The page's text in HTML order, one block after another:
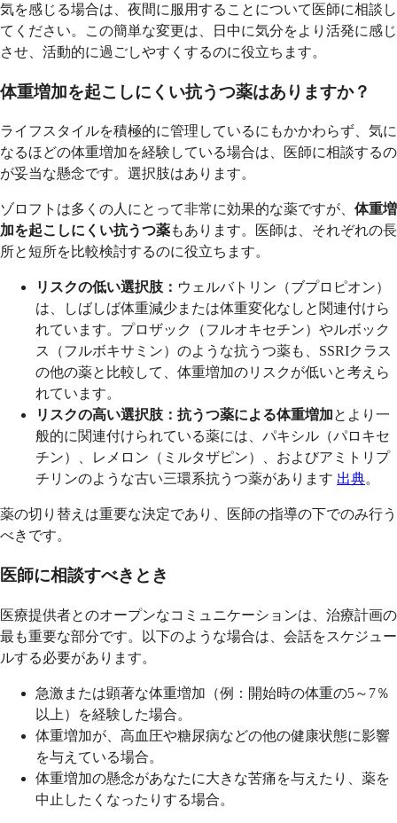
気を感じる場合は、夜間に服用することについて医師に相談し
てください。この簡単な変更は、日中に気分をより活発に感じ
させ、活動的に過ごしやすくするのに役立ちます。
体重増加を起こしにくい抗うつ薬はありますか？
ライフスタイルを積極的に管理しているにもかかわらず、気に
なるほどの体重増加を経験している場合は、医師に相談するの
が妥当な懸念です。選択肢はあります。
ゾロフトは多くの人にとって非常に効果的な薬ですが、 体重増
加を起こしにくい抗うつ薬もあります。医師は、それぞれの長
所と短所を比較検討するのに役立ちます。
リスクの低い選択肢： ウェルバトリン（ブプロピオン）
は、しばしば体重減少または体重変化なしと関連付けら
れています。プロザック（フルオキセチン）やルボック
ス（フルボキサミン）のような抗うつ薬も、SSRIクラス
の他の薬と比較して、体重増加のリスクが低いと考えら
れています。
リスクの高い選択肢： 抗うつ薬による体重増加とより一
般的に関連付けられている薬には、パキシル（パロキセ
チン）、レメロン（ミルタザピン）、およびアミトリプ
チリンのような古い三環系抗うつ薬があります 出典。
薬の切り替えは重要な決定であり、医師の指導の下でのみ行う
べきです。
医師に相談すべきとき
医療提供者とのオープンなコミュニケーションは、治療計画の
最も重要な部分です。以下のような場合は、会話をスケジュー
ルする必要があります。
急激または顕著な体重増加（例：開始時の体重の5～7％
以上）を経験した場合。
体重増加が、高血圧や糖尿病などの他の健康状態に影響
を与えている場合。
体重増加の懸念があなたに大きな苦痛を与えたり、薬を
中止したくなったりする場合。